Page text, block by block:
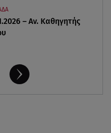
– Αν. Καθηγητής